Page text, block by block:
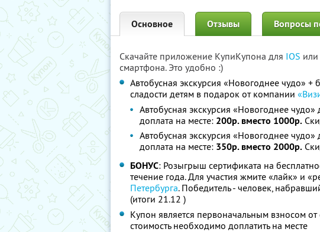
Основное Отзывы Вопросы
Скачайте приложение КупиКупона для IOS или
смартфона. Это удобно :)
Автобусная экскурсия «Новогоднее чудо»
сладости детям в подарок от компании
Автобусная экскурсия «Новогоднее чудо»
доплата на месте: 200р. вместо 1000р.
Автобусная экскурсия «Новогоднее чудо»
доплата на месте: 350р. вместо 2000р.
БОНУС: Розыгрыш сертификата на
течение года. Для участия жмите «лайк» и
Петербурга. Победитель - человек,
(итоги 21.12 )
Купон является первоначальным взносом
стоимость необходимо доплатить на месте